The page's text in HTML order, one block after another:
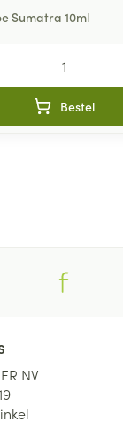
Sumatra 10ml
Bestel
NV